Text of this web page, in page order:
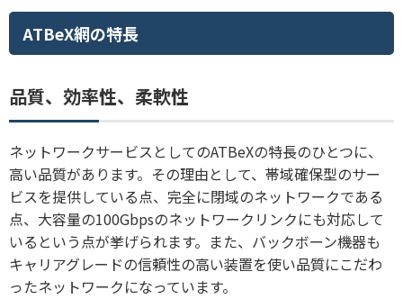
ATBeX網の特長
品質、効率性、柔軟性
ネットワークサービスとしてのATBeXの特長のひとつに、
高い品質があります。その理由として、帯域確保型のサー
ビスを提供している点、完全に閉域のネットワークである
点、大容量の100Gbpsのネットワークリンクにも対応して
いるという点が挙げられます。また、バックボーン機器も
キャリアグレードの信頼性の高い装置を使い品質にこだわ
ったネットワークになっています。